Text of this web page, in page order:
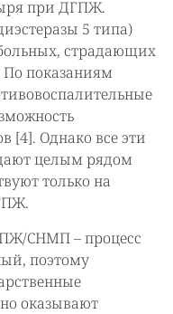
при ДГПЖ.
5 типа)
страдающих
показаниям
[4]. Однако все эти
целым рядом
только на
СНМП – процесс
поэтому
оказывают